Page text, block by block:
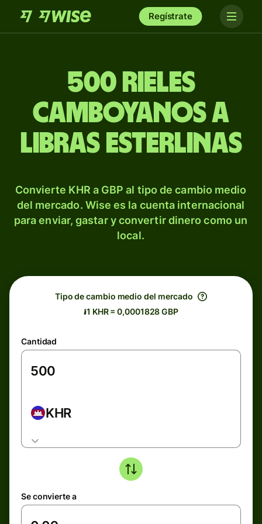
Regístrate
500 rieles
camboyanos a
libras esterlinas
Convierte KHR a GBP al tipo de cambio medio
del mercado. Wise es la cuenta internacional
para enviar, gastar y convertir dinero como un
local.
Tipo de cambio medio del mercado
៛1 KHR = 0,0001828 GBP
Cantidad
KHR
Se convierte a